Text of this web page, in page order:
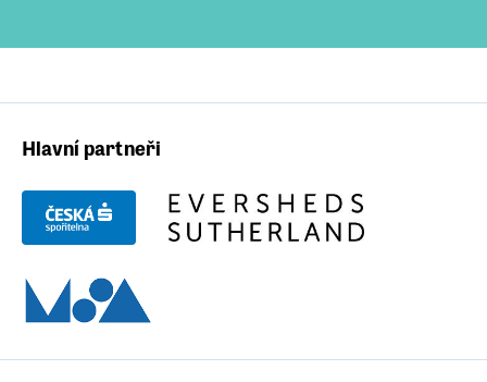
Hlavní partneři